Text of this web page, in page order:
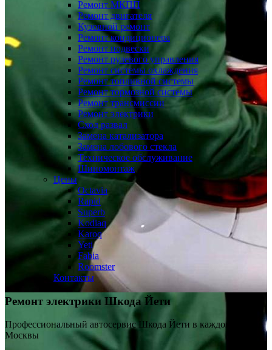
Ремонт МКПП
Ремонт двигателя
Кузовной ремонт
Ремонт кондиционера
Ремонт подвески
Ремонт рулевого управления
Ремонт системы охлаждения
Ремонт топливной системы
Ремонт тормозной системы
Ремонт трансмиссии
Ремонт электрики
Сход развал
Замена катализатора
Замена лобового стекла
Техническое обслуживание
Шиномонтаж
Цены
Octavia
Rapid
Superb
Kodiaq
Karoq
Yeti
Fabia
Roomster
Контакты
Ремонт электрики Шкода Йети
Профессиональный автосервис Шкода Йети в каждом районе
Москвы